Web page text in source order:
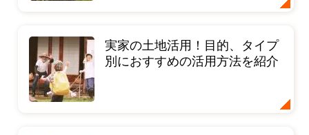
実家の土地活用！目的、タイプ
別におすすめの活用方法を紹介